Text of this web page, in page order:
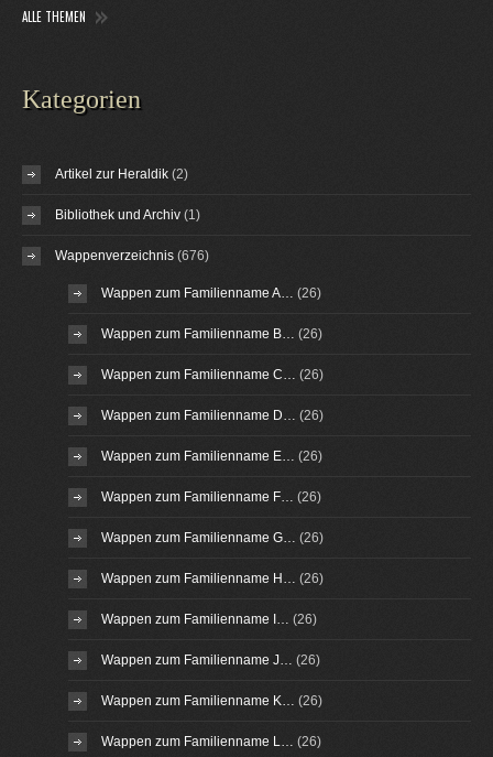
ALLE THEMEN
Kategorien
Artikel zur Heraldik (2)
Bibliothek und Archiv (1)
Wappenverzeichnis (676)
Wappen zum Familienname A… (26)
Wappen zum Familienname B… (26)
Wappen zum Familienname C… (26)
Wappen zum Familienname D… (26)
Wappen zum Familienname E… (26)
Wappen zum Familienname F… (26)
Wappen zum Familienname G… (26)
Wappen zum Familienname H… (26)
Wappen zum Familienname I… (26)
Wappen zum Familienname J… (26)
Wappen zum Familienname K… (26)
Wappen zum Familienname L… (26)